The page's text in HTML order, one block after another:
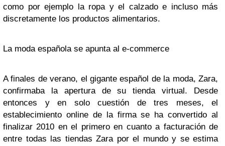
como por ejemplo la ropa y el calzado e incluso más
discretamente los productos alimentarios.
La moda española se apunta al e-commerce
A finales de verano, el gigante español de la moda, Zara,
confirmaba la apertura de su tienda virtual. Desde
entonces y en solo cuestión de tres meses, el
establecimiento online de la firma se ha convertido al
finalizar 2010 en el primero en cuanto a facturación de
entre todas las tiendas Zara por el mundo y se estima